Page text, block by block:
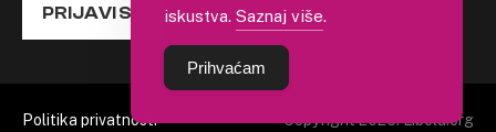
PRIJAVI SE
Politika privatnosti Copyright 2026. Libela.org
iskustva. Saznaj više.
Prihvaćam